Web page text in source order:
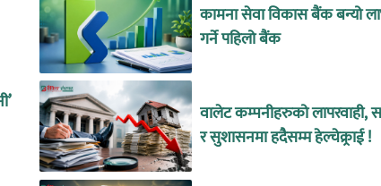
कामना सेवा विकास बैंक बन्यो
गर्ने पहिलो बैंक
वालेट कम्पनीहरुको लापरवाही,
र सुशासनमा हदैसम्म हेल्चेक्र्राई !